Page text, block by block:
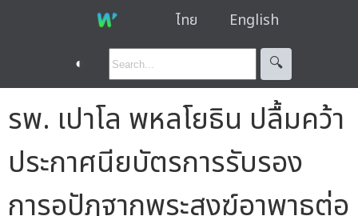
ไทย English
◐ 🔍︎
รพ. เปาโล พหลโยธิน ปลื้มคว้า
ประกาศนียบัตรการรับรอง
การอุปัฏฐากพระสงฆ์อาพาธต่อ